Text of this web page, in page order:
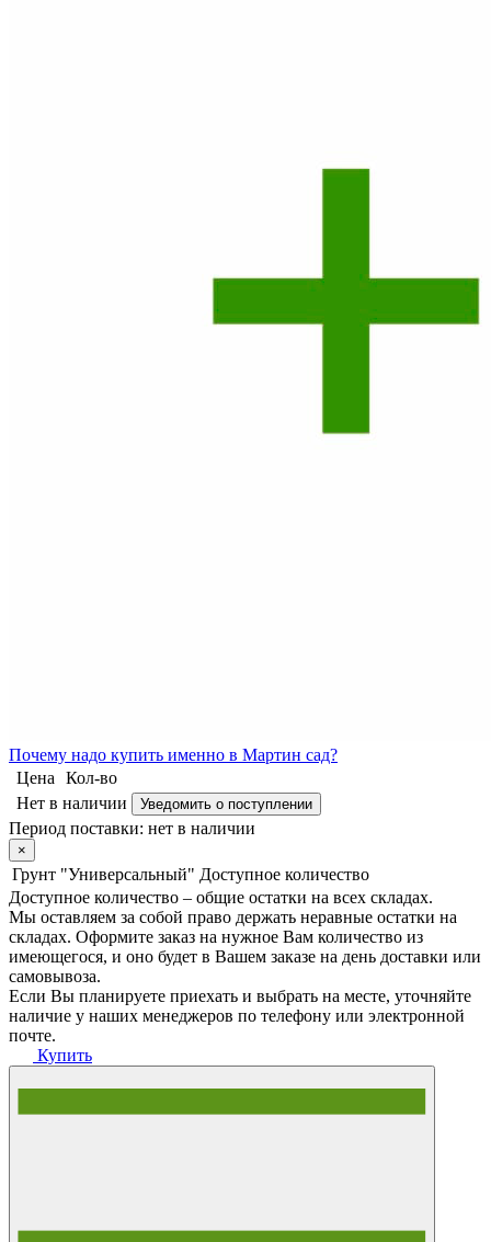
Почему надо купить именно в Мартин сад?
Цена
Кол-во
Нет в наличии
Уведомить о поступлении
Период поставки: нет в наличии
×
Грунт "Универсальный" Доступное количество
Доступное количество – общие остатки на всех складах.
Мы оставляем за собой право держать неравные остатки на
складах. Оформите заказ на нужное Вам количество из
имеющегося, и оно будет в Вашем заказе на день доставки или
самовывоза.
Если Вы планируете приехать и выбрать на месте, уточняйте
наличие у наших менеджеров по телефону или электронной
почте.
Купить